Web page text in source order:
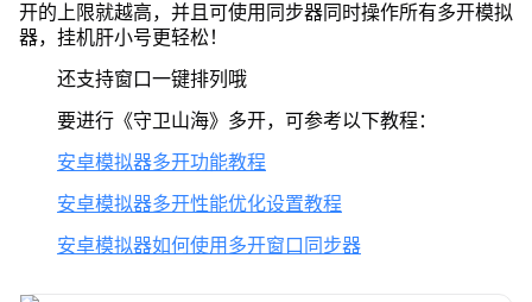
开的上限就越高，并且可使用同步器同时操作所有多开模拟
器，挂机肝小号更轻松！
还支持窗口一键排列哦
要进行《守卫山海》多开，可参考以下教程：
安卓模拟器多开功能教程
安卓模拟器多开性能优化设置教程
安卓模拟器如何使用多开窗口同步器